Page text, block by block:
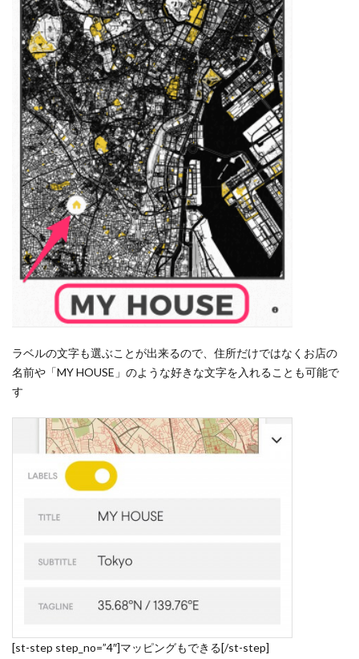
ラベルの文字も選ぶことが出来るので、住所だけではなく お店の
名前や 「MY HOUSE」 のような好きな文字を入れることも可能で
す
[st-step step_no=”4″]マッピングもできる[/st-step]